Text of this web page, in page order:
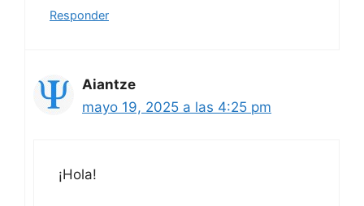
Responder
Aiantze
mayo 19, 2025 a las 4:25 pm
¡Hola!